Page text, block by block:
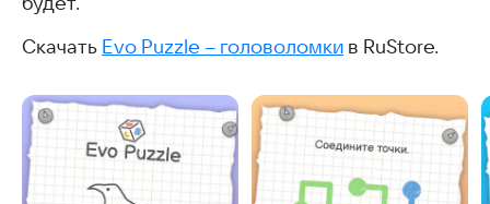
Скачать Evo Puzzle – головоломки в RuStore.